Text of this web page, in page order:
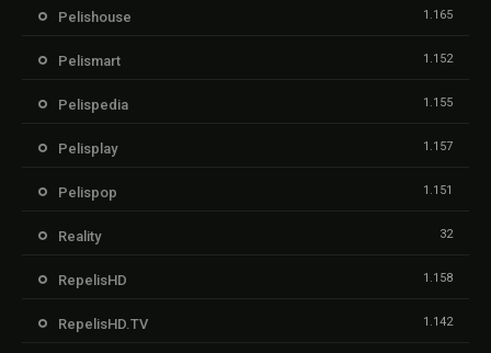
Pelishouse 1.165
Pelismart 1.152
Pelispedia 1.155
Pelisplay 1.157
Pelispop 1.151
Reality 32
RepelisHD 1.158
RepelisHD.TV 1.142